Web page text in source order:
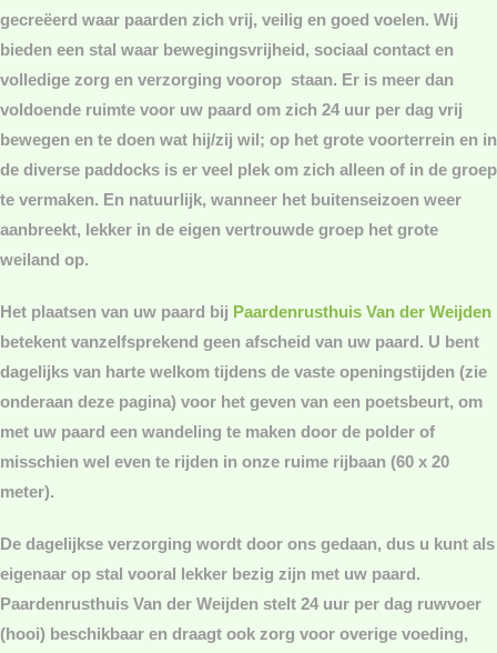
gecreëerd waar paarden zich vrij, veilig en goed voelen. Wij
bieden een stal waar bewegingsvrijheid, sociaal contact en
volledige zorg en verzorging voorop staan. Er is meer dan
voldoende ruimte voor uw paard om zich 24 uur per dag vrij
bewegen en te doen wat hij/zij wil; op het grote voorterrein en in
de diverse paddocks is er veel plek om zich alleen of in de groep
te vermaken. En natuurlijk, wanneer het buitenseizoen weer
aanbreekt, lekker in de eigen vertrouwde groep het grote
weiland op.
Het plaatsen van uw paard bij Paardenrusthuis Van der Weijden
betekent vanzelfsprekend geen afscheid van uw paard. U bent
dagelijks van harte welkom tijdens de vaste openingstijden (zie
onderaan deze pagina) voor het geven van een poetsbeurt, om
met uw paard een wandeling te maken door de polder of
misschien wel even te rijden in onze ruime rijbaan (60 x 20
meter).
De dagelijkse verzorging wordt door ons gedaan, dus u kunt als
eigenaar op stal vooral lekker bezig zijn met uw paard.
Paardenrusthuis Van der Weijden stelt 24 uur per dag ruwvoer
(hooi) beschikbaar en draagt ook zorg voor overige voeding,